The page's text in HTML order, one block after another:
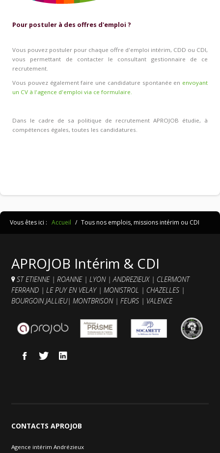
Pour postuler à des offres d'emploi ?
Vous pouvez postuler pour chaque offre d'emploi intérim, CDD ou CDI,
vous permettant de contacter le consultant gestionnaire de ce
recrutement.
Vous pouvez également faire une candidature spontanée en envoyant
un CV à l'agence d'emploi via ce formulaire.
Dans le cadre de sa politique de recrutement APROJOB étudie, à
compétences égales, toutes les candidatures.
Vous êtes ici : Accueil / Tous nos emplois, missions intérim ou CDI
APROJOB Intérim & CDI
ST ETIENNE| ROANNE | LYON |ANDREZIEUX | CLERMONT
FERRAND | LE PUY EN VELAY| MONISTROL | CHAZELLES |
BOURGOIN JALLIEU| MONTBRISON | FEURS | VALENCE
CONTACTS APROJOB
Agence intérim Andrézieux